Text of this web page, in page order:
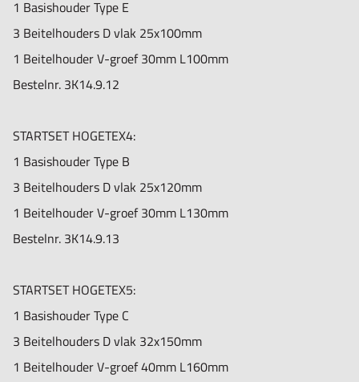
1 Basishouder Type E
3 Beitelhouders D vlak 25x100mm
1 Beitelhouder V-groef 30mm L100mm
Bestelnr. 3K14.9.12
STARTSET HOGETEX4:
1 Basishouder Type B
3 Beitelhouders D vlak 25x120mm
1 Beitelhouder V-groef 30mm L130mm
Bestelnr. 3K14.9.13
STARTSET HOGETEX5:
1 Basishouder Type C
3 Beitelhouders D vlak 32x150mm
1 Beitelhouder V-groef 40mm L160mm